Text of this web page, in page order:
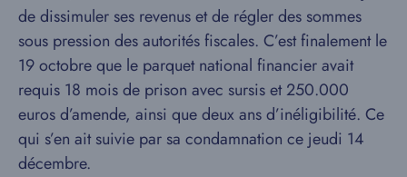
de dissimuler ses revenus et de régler des sommes
sous pression des autorités fiscales. C’est finalement le
19 octobre que le parquet national financier avait
requis 18 mois de prison avec sursis et 250.000
euros d’amende, ainsi que deux ans d’inéligibilité. Ce
qui s’en ait suivie par sa condamnation ce jeudi 14
décembre.